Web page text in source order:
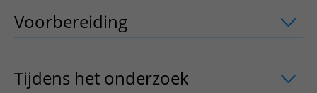
Voorbereiding uitklapper, klik om te
Tijdens het onderzoek uitklapper, klik